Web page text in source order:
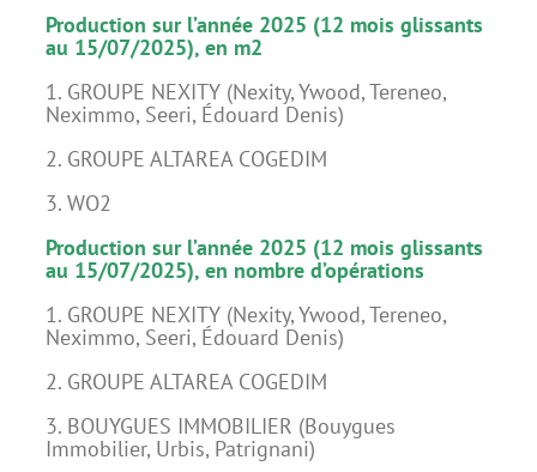
Production sur l’année 2025 (12 mois glissants
au 15/07/2025), en m2
1. GROUPE NEXITY (Nexity, Ywood, Tereneo,
Neximmo, Seeri, Édouard Denis)
2. GROUPE ALTAREA COGEDIM
3. WO2
Production sur l’année 2025 (12 mois glissants
au 15/07/2025), en nombre d’opérations
1. GROUPE NEXITY (Nexity, Ywood, Tereneo,
Neximmo, Seeri, Édouard Denis)
2. GROUPE ALTAREA COGEDIM
3. BOUYGUES IMMOBILIER (Bouygues
Immobilier, Urbis, Patrignani)